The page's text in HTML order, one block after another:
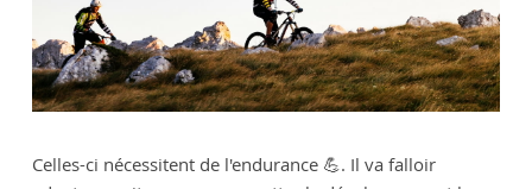
Celles-ci nécessitent de l'endurance 💪. Il va falloir